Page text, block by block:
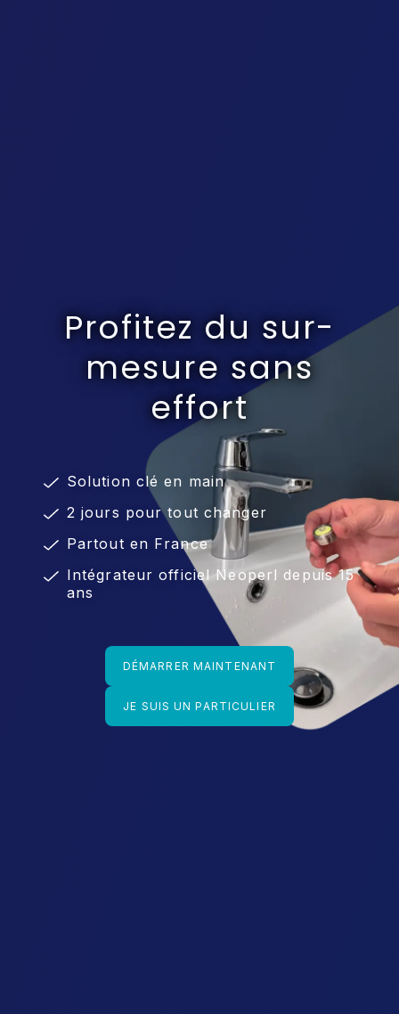
Profitez du sur-
mesure sans
effort
Solution clé en main
2 jours pour tout changer
Partout en France
Intégrateur officiel Neoperl depuis 15
ans
DÉMARRER MAINTENANT
JE SUIS UN PARTICULIER